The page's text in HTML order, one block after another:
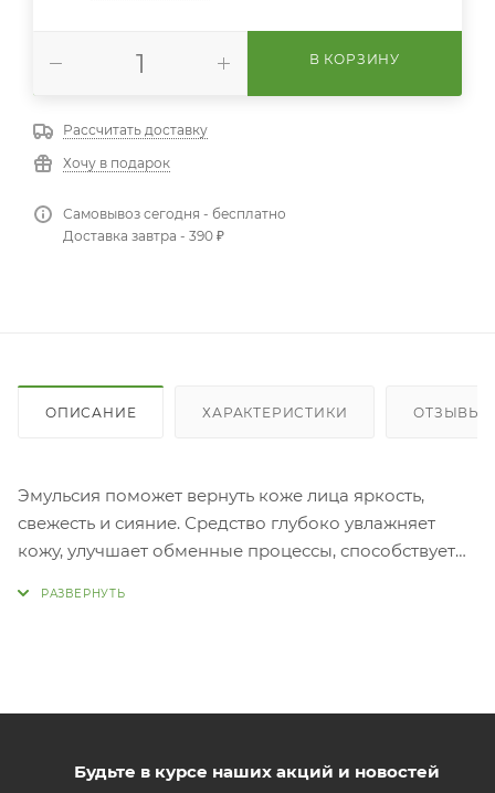
В КОРЗИНУ
Рассчитать доставку
Хочу в подарок
Самовывоз сегодня - бесплатно
Доставка завтра - 390 ₽
ОПИСАНИЕ ХАРАКТЕРИСТИКИ ОТЗЫВЫ
Эмульсия поможет вернуть коже лица яркость,
свежесть и сияние. Средство глубоко увлажняет
кожу, улучшает обменные процессы, способствует
и эластина, смягчает и подтягивает
Нанести небольшое количество средства на
Будьте в курсе наших акций и новостей